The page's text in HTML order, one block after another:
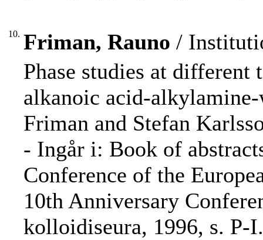
10. Friman, Rauno /
Phase studies at different
alkanoic acid-
Friman and Stefan
- Ingår i: Book of
Conference of the
10th Anniversary
kolloidiseura, 1996, s. P-